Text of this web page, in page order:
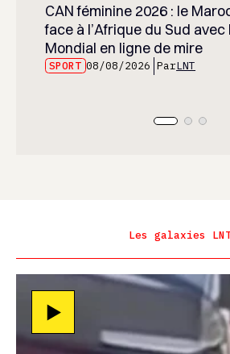
CAN féminine 2026 : le
face à l’Afrique du Sud avec
Mondial en ligne de mire
SPORT 08/08/2026 ParLNT
Les galaxies